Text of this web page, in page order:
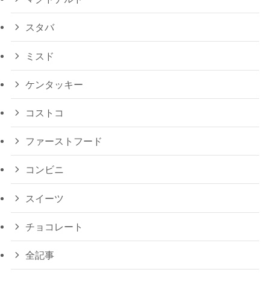
スタバ
ミスド
ケンタッキー
コストコ
ファーストフード
コンビニ
スイーツ
チョコレート
全記事